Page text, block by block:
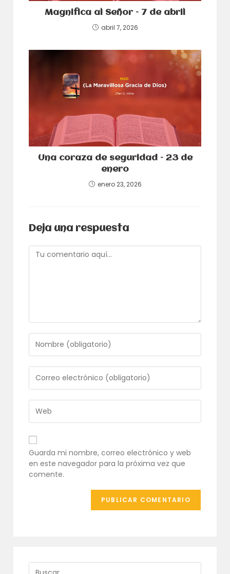
Magnifica al Señor – 7 de abril
abril 7, 2026
Una coraza de seguridad – 23 de
enero
enero 23, 2026
Deja una respuesta
Comentario
tu
nombre
o
nombre
de
usuario
para
comentar
tu
dirección
de
correo
electrónico
para
comentar
URL
de
tu
web
(opcional)
Guarda mi nombre, correo electrónico y web
en este navegador para la próxima vez que
comente.